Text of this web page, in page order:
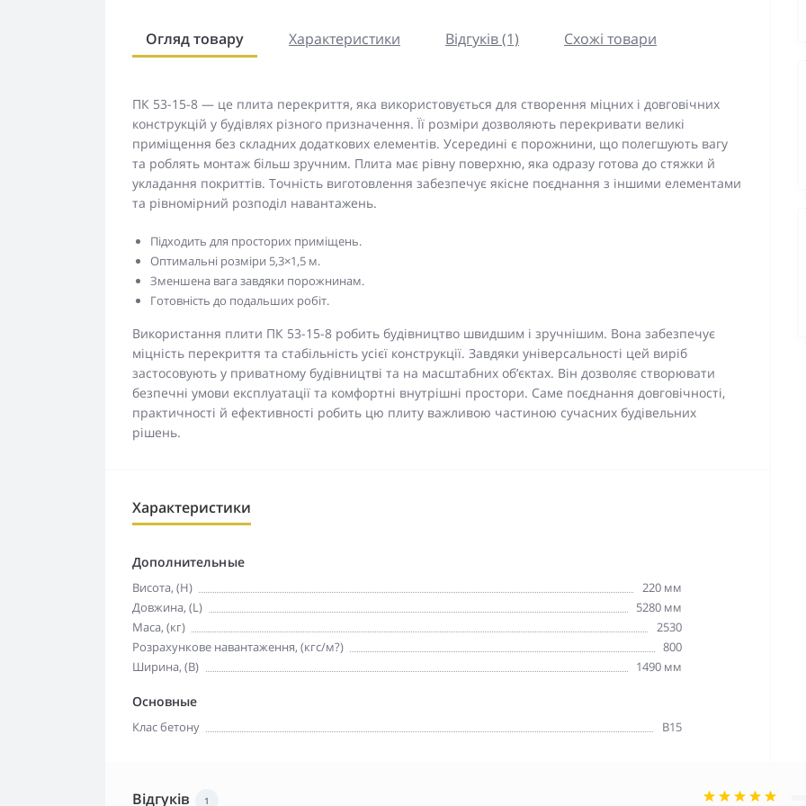
Огляд товару Характеристики Відгуків (1) Схожі товари
ПК 53-15-8 — це плита перекриття, яка використовується для створення міцних і довговічних
конструкцій у будівлях різного призначення. Її розміри дозволяють перекривати великі
приміщення без складних додаткових елементів. Усередині є порожнини, що полегшують вагу
та роблять монтаж більш зручним. Плита має рівну поверхню, яка одразу готова до стяжки й
укладання покриттів. Точність виготовлення забезпечує якісне поєднання з іншими елементами
та рівномірний розподіл навантажень.
Підходить для просторих приміщень.
Оптимальні розміри 5,3×1,5 м.
Зменшена вага завдяки порожнинам.
Готовність до подальших робіт.
Використання плити ПК 53-15-8 робить будівництво швидшим і зручнішим. Вона забезпечує
міцність перекриття та стабільність усієї конструкції. Завдяки універсальності цей виріб
застосовують у приватному будівництві та на масштабних об’єктах. Він дозволяє створювати
безпечні умови експлуатації та комфортні внутрішні простори. Саме поєднання довговічності,
практичності й ефективності робить цю плиту важливою частиною сучасних будівельних
рішень.
Характеристики
Дополнительные
Висота, (H)
220 мм
Довжина, (L)
5280 мм
Маса, (кг)
2530
Розрахункове навантаження, (кгс/м?)
800
Ширина, (B)
1490 мм
Основные
Клас бетону В15
Відгуків 1